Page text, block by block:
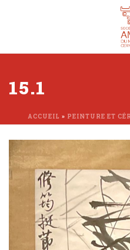
15.1
ACCUEIL » PEINTURE ET